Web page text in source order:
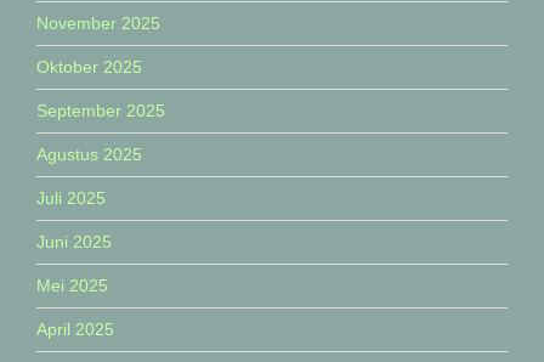
November 2025
Oktober 2025
September 2025
Agustus 2025
Juli 2025
Juni 2025
Mei 2025
April 2025